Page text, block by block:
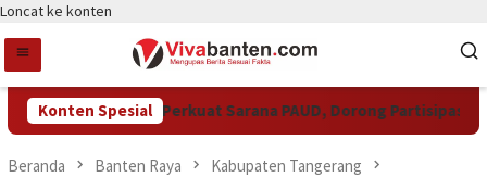
Loncat ke konten
Konten Spesial
Tangsel Perkuat Sarana PAUD, Dorong Partisipasi
Beranda Banten Raya Kabupaten Tangerang